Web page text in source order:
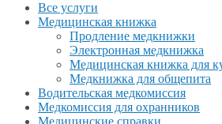
Все услуги
Медицинская книжка
Продление медкнижки
Электронная медкнижка
Медицинская книжка для
Медкнижка для общепита
Водительская медкомиссия
Медкомиссия для охранников
Медицинские справки